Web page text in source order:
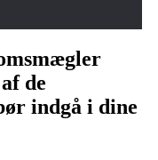
de
indgå i dine